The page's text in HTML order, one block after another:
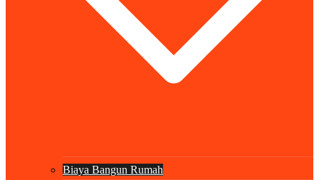
Biaya Bangun Rumah